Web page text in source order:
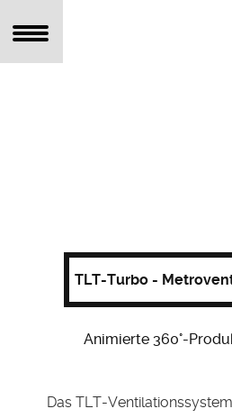
TLT-Turbo -
Animierte 360°-
Das TLT-